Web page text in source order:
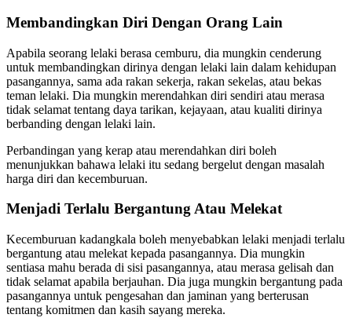
Membandingkan Diri Dengan Orang Lain
Apabila seorang lelaki berasa cemburu, dia mungkin cenderung
untuk membandingkan dirinya dengan lelaki lain dalam kehidupan
pasangannya, sama ada rakan sekerja, rakan sekelas, atau bekas
teman lelaki. Dia mungkin merendahkan diri sendiri atau merasa
tidak selamat tentang daya tarikan, kejayaan, atau kualiti dirinya
berbanding dengan lelaki lain.
Perbandingan yang kerap atau merendahkan diri boleh
menunjukkan bahawa lelaki itu sedang bergelut dengan masalah
harga diri dan kecemburuan.
Menjadi Terlalu Bergantung Atau Melekat
Kecemburuan kadangkala boleh menyebabkan lelaki menjadi terlalu
bergantung atau melekat kepada pasangannya. Dia mungkin
sentiasa mahu berada di sisi pasangannya, atau merasa gelisah dan
tidak selamat apabila berjauhan. Dia juga mungkin bergantung pada
pasangannya untuk pengesahan dan jaminan yang berterusan
tentang komitmen dan kasih sayang mereka.